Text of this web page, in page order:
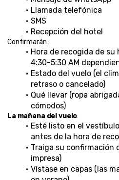
Llamada telefónica
SMS
Recepción del hotel
Confirmarán:
Hora de recogida de
4:30-5:30 AM
Estado del vuelo (el
retraso o cancelado)
Qué llevar (ropa
cómodos)
La mañana del vuelo:
Esté listo en el
antes de la hora de
Traiga su confirmación
impresa)
Vístase en capas (las